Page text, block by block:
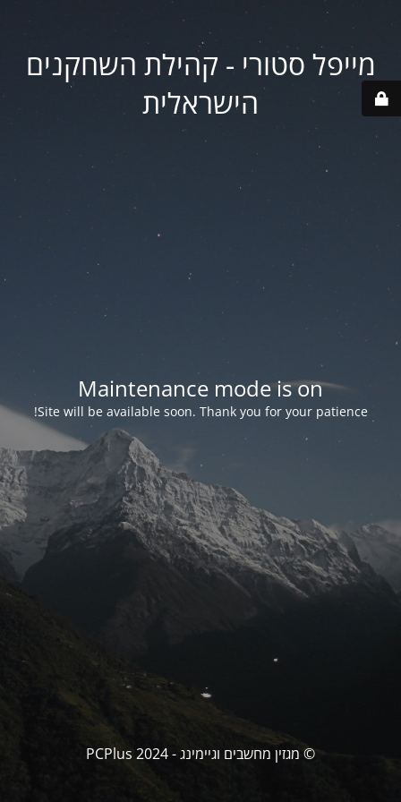
מייפל סטורי - קהילת השחקנים
הישראלית
Maintenance mode is on
Site will be available soon. Thank you for your patience!
© מגזין מחשבים וגיימינג - PCPlus 2024